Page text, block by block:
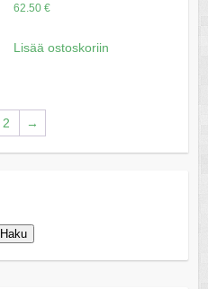
62.50 €
Lisää ostoskoriin
2 →
Haku